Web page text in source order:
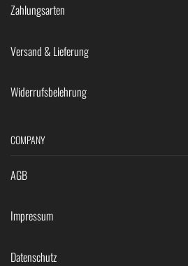
Zahlungsarten
Versand & Lieferung
Widerrufsbelehrung
COMPANY
AGB
Impressum
Datenschutz